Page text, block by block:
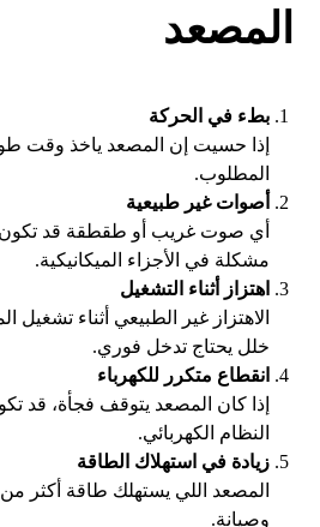
المصعد
بطء في الحركة
إذا حسيت إن المصعد ياخذ وقت
المطلوب.
أصوات غير طبيعية
أي صوت غريب أو طقطقة قد
مشكلة في الأجزاء الميكانيكية.
اهتزاز أثناء التشغيل
الاهتزاز غير الطبيعي أثناء
خلل يحتاج تدخل فوري.
انقطاع متكرر للكهرباء
إذا كان المصعد يتوقف فجأة، قد
النظام الكهربائي.
زيادة في استهلاك الطاقة
المصعد اللي يستهلك طاقة أكثر
وصيانة.